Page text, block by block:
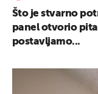
Što je stvarno
panel otvorio
postavljamo...